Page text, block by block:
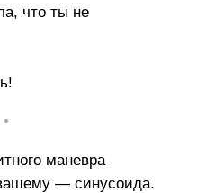
что ты не
маневра
— синусоида.